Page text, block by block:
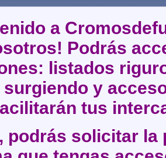
a
Podrás
listados
y
tus
podrás solicitar